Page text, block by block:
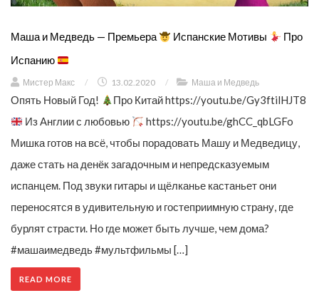
Маша и Медведь — Премьера Испанские Мотивы
Про
Испанию
Мистер Макс / 13.02.2020 / Маша и Медведь
Опять Новый Год!
Про Китай https://youtu.be/Gy3ftilHJT8
Из Англии с любовью
https://youtu.be/ghCC_qbLGFo
Мишка готов на всё, чтобы порадовать Машу и Медведицу,
даже стать на денёк загадочным и непредсказуемым
испанцем. Под звуки гитары и щёлканье кастаньет они
переносятся в удивительную и гостеприимную страну, где
бурлят страсти. Но где может быть лучше, чем дома?
#машаимедведь #мультфильмы […]
READ MORE